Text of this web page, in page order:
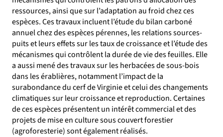
ressources, ainsi que sur l’adaptation au froid chez ces
espèces. Ces travaux incluent l’étude du bilan carboné
annuel chez des espèces pérennes, les relations sources-
puits et leurs effets sur les taux de croissance et l’étude des
mécanismes qui contrôlent la durée de vie des feuilles. Elle
a aussi mené des travaux sur les herbacées de sous-bois
dans les érablières, notamment l’impact de la
surabondance du cerf de Virginie et celui des changements
climatiques sur leur croissance et reproduction. Certaines
de ces espèces présentent un intérêt commercial et des
projets de mise en culture sous couvert forestier
(agroforesterie) sont également réalisés.